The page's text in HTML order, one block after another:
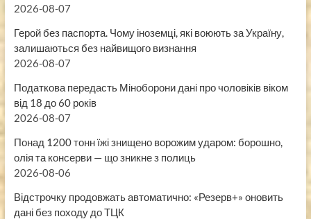
2026-08-07
Герой без паспорта. Чому іноземці, які воюють за Україну,
залишаються без найвищого визнання
2026-08-07
Податкова передасть Міноборони дані про чоловіків віком
від 18 до 60 років
2026-08-07
Понад 1200 тонн їжі знищено ворожим ударом: борошно,
олія та консерви — що зникне з полиць
2026-08-06
Відстрочку продовжать автоматично: «Резерв+» оновить
дані без походу до ТЦК